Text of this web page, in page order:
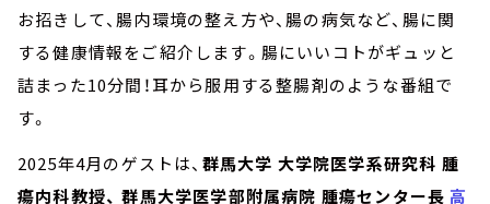
お招きして、腸内環境の整え方や、腸の病気など、腸に関
する健康情報をご紹介します。腸にいいコトがギュッと
詰まった10分間！耳から服用する整腸剤のような番組で
す。
2025年4月のゲストは、 群馬大学 大学院医学系研究科 腫
瘍内科教授、 群馬大学医学部附属病院 腫瘍センター長 高